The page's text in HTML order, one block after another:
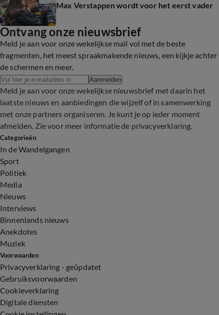
Max Verstappen wordt voor het eerst vader
Ontvang onze nieuwsbrief
Meld je aan voor onze wekelijkse mail vol met de beste
fragmenten, het meest spraakmakende nieuws, een kijkje achter
de schermen en meer.
Aanmelden
Meld je aan voor onze wekelijkse nieuwsbrief met daarin het
laatste nieuws en aanbiedingen die wijzelf of in samenwerking
met onze partners organiseren. Je kunt je op ieder moment
afmelden. Zie voor meer informatie de privacyverklaring.
Categorieën
In de Wandelgangen
Sport
Politiek
Media
Nieuws
Interviews
Binnenlands nieuws
Anekdotes
Muziek
Voorwaarden
Privacyverklaring - geüpdatet
Gebruiksvoorwaarden
Cookieverklaring
Digitale diensten